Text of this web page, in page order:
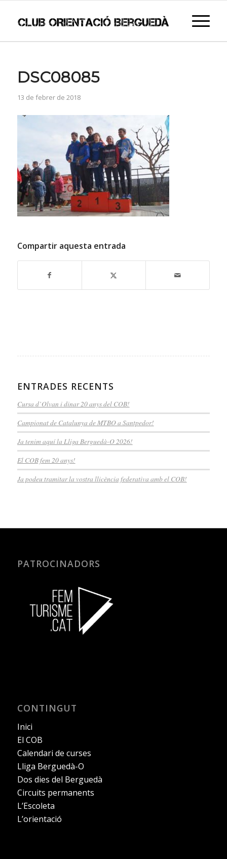
DSC08085
13 de febrer de 2018
Compartir aquesta entrada
ENTRADES RECENTS
Cursa d’Olvan i dinar 20 anys del COB!
Campionat de Catalunya de MTBO a Santpedor!
Ja tenim aquí la Lliga Berguedà-O 2026!
El COB fem 20 anys!
Ja podeu tramitar la vostra llicència federativa amb el COB!
PATROCINADORS
CONTINGUT
Inici
El COB
Calendari de curses
Lliga Berguedà-O
Dos dies del Berguedà
Circuits permanents
L’Escoleta
L’orientació